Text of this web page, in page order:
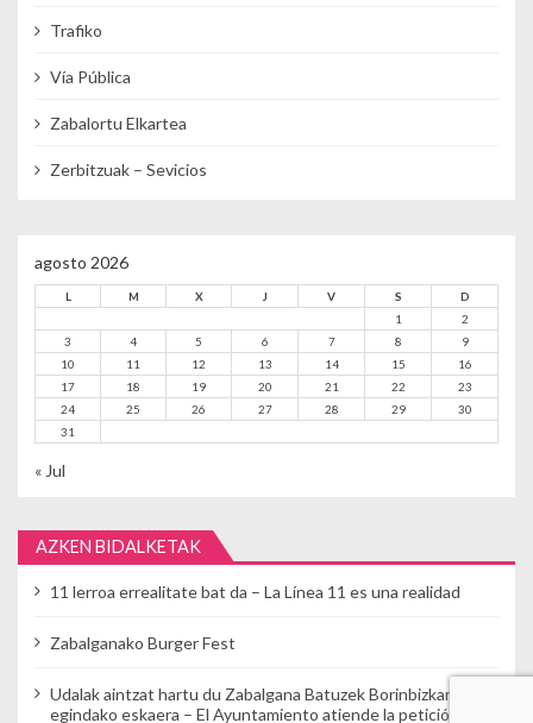
Trafiko
Vía Pública
Zabalortu Elkartea
Zerbitzuak – Sevicios
agosto 2026
L M X J V S
D
1
2
3
4 5 6 7 8
9
10
11 12 13 14 15
16
17
18 19 20 21 22
23
24
25 26 27 28 29
30
31
« Jul
AZKEN BIDALKETAK
11 lerroa errealitate bat da – La Línea 11 es una realidad
Zabalganako Burger Fest
Udalak aintzat hartu du Zabalgana Batuzek Borinbizkarran
egindako eskaera – El Ayuntamiento atiende la petición de